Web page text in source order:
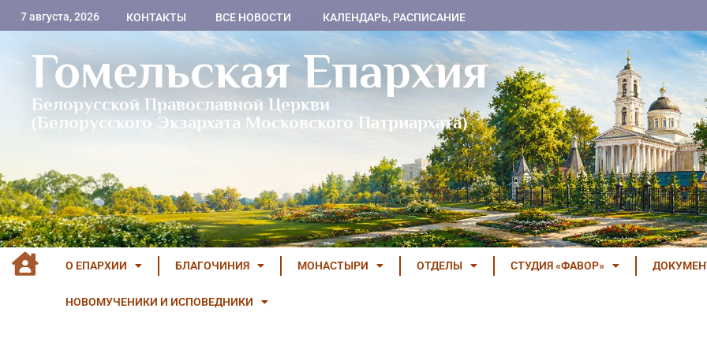
7 августа, 2026 КОНТАКТЫ ВСЕ НОВОСТИ КАЛЕНДАРЬ, РАСПИСАНИЕ
Гомельская Епархия
Белорусской Православной Церкви
(Белорусского Экзархата Московского Патриархата)
О ЕПАРХИИ БЛАГОЧИНИЯ МОНАСТЫРИ ОТДЕЛЫ СТУДИЯ «ФАВОР»
НОВОМУЧЕНИКИ И ИСПОВЕДНИКИ